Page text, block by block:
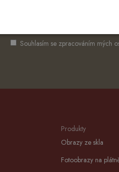
Souhlasím se zpracováním mých
Produkty
Obrazy ze skla
Fotoobrazy na